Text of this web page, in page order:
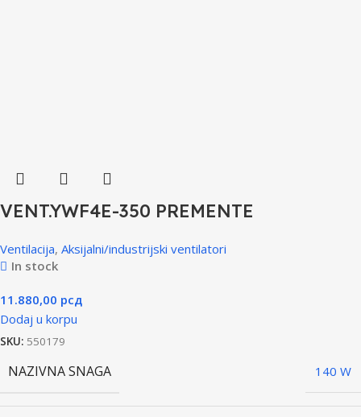
VENT.YWF4E-350 PREMENTE
Ventilacija, Aksijalni/industrijski ventilatori
In stock
11.880,00 рсд
Dodaj u korpu
SKU: 550179
NAZIVNA SNAGA 140 W